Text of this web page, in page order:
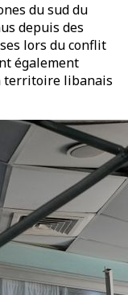
du sud du
depuis des
lors du conflit
également
territoire libanais